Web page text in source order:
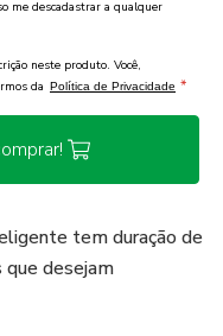
me descadastrar a qualquer
neste produto. Você,
da Política de Privacidade *
tem duração de
que desejam